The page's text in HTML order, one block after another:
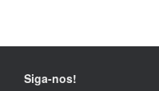
Siga-nos!